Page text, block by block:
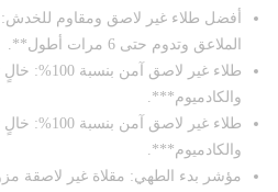
أفضل طلاء غير لاصق ومقاوم
الملاعق وتدوم حتى 6 مرات أطول**.
والكادميوم***.
والكادميوم***.